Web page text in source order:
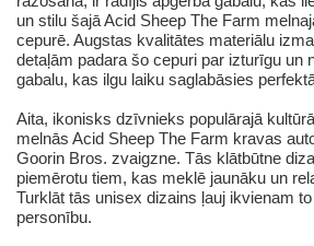
un stilu šajā Acid Sheep The Farm
cepurē. Augstas kvalitātes materiālu
detaļām padara šo cepuri par izturīgu un
gabalu, kas ilgu laiku saglabāsies
Aita, ikonisks dzīvnieks populārajā
melnās Acid Sheep The Farm kravas
Goorin Bros. zvaigzne. Tās klātbūtne
piemērotu tiem, kas meklē jaunāku un
Turklāt tās unisex dizains ļauj ikvienam
personību.